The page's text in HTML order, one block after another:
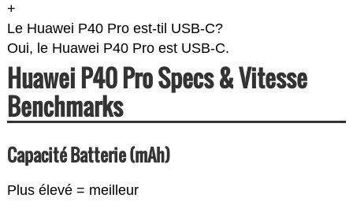
+
Le Huawei P40 Pro est-til USB-C?
Oui, le Huawei P40 Pro est USB-C.
Huawei P40 Pro Specs & Vitesse
Benchmarks
Capacité Batterie (mAh)
Plus élevé = meilleur